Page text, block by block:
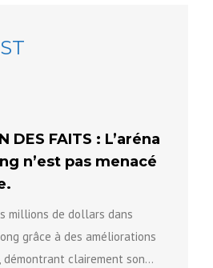
DES FAITS : L’aréna
n’est pas menacé
millions de dollars dans
grâce à des améliorations
démontrant clairement son